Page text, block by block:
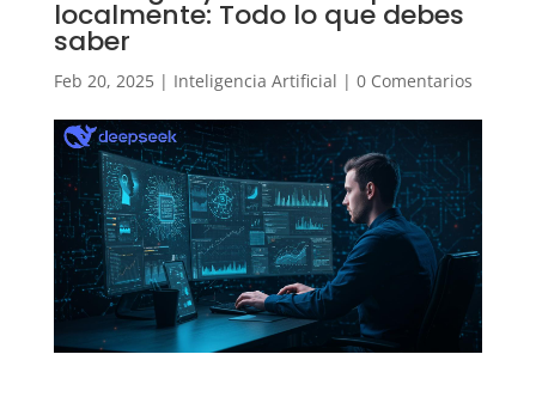
localmente: Todo lo que debes
saber
Feb 20, 2025| Inteligencia Artificial | 0 Comentarios